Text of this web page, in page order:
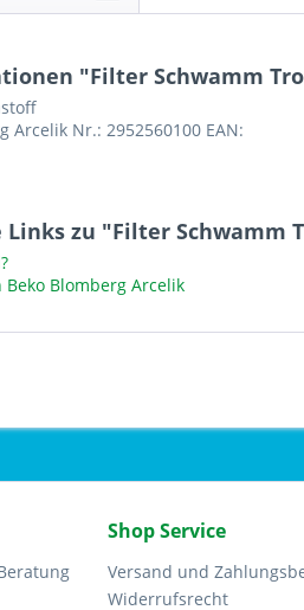
"Filter Schwamm
Arcelik Nr.: 2952560100 EAN:
zu "Filter Schwamm
Blomberg Arcelik
Shop Service
Versand und
Widerrufsrecht